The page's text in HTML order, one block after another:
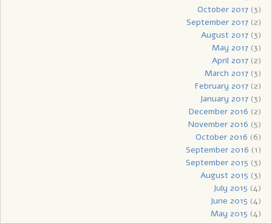
October 2017(3)
September 2017(2)
August 2017(3)
May 2017(3)
April 2017(2)
March 2017(3)
February 2017(2)
January 2017(3)
December 2016 (2)
November 2016 (5)
October 2016 (6)
September 2016 (1)
September 2015 (3)
August 2015 (3)
July 2015 (4)
June 2015 (4)
May 2015 (4)